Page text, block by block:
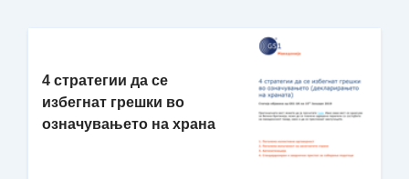
4 стратегии да се
избегнат грешки во
означувањето на храна